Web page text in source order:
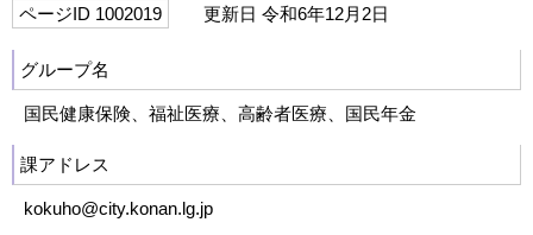
ページID 1002019 更新日 令和6年12月2日
グループ名
国民健康保険、福祉医療、高齢者医療、国民年金
課アドレス
kokuho@city.konan.lg.jp